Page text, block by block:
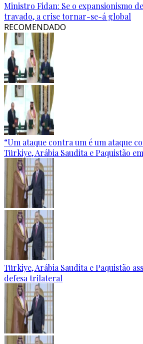
Ministro Fidan: Se o expansionismo
travado, a crise tornar-se-á global
RECOMENDADO
“Um ataque contra um é um ataque
Türkiye, Arábia Saudita e Paquistão
Türkiye, Arábia Saudita e Paquistão
defesa trilateral